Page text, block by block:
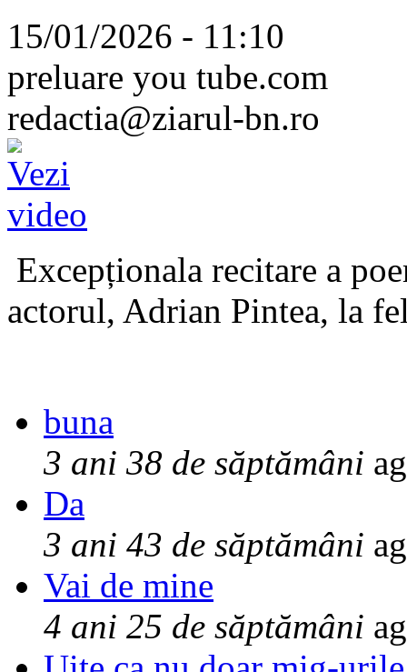
15/01/2026 - 11:10
preluare you tube.com
redactia@ziarul-bn.ro
Excepționala recitare a
actorul, Adrian Pintea, la
buna
3 ani 38 de săptămâni
Da
3 ani 43 de săptămâni
Vai de mine
4 ani 25 de săptămâni